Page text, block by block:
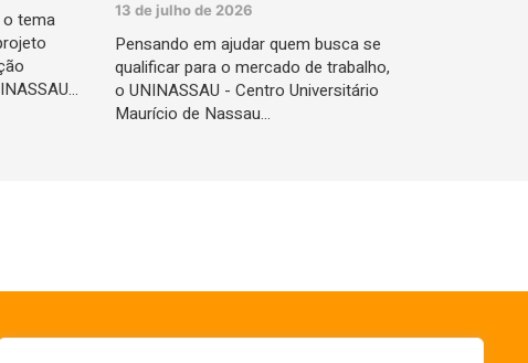
tema
13 de julho de 2026
Pensando em ajudar quem busca se
qualificar para o mercado de trabalho,
o UNINASSAU - Centro Universitário
Maurício de Nassau…